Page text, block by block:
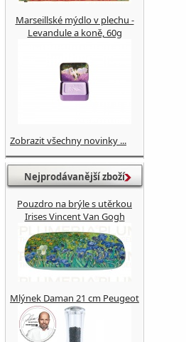
Marseillské mýdlo v plechu -
Levandule a koně, 60g
Zobrazit všechny novinky ...
Nejprodávanější zboží
Pouzdro na brýle s utěrkou
Irises Vincent Van Gogh
Mlýnek Daman 21 cm Peugeot